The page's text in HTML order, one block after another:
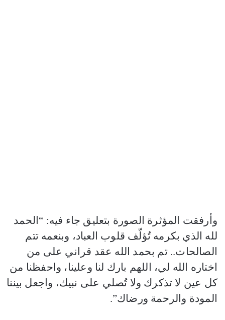
وأرفقت المؤثرة الصورة بتعليق جاء فيه: “الحمد
لله الذي بكرمه تُؤلّف قلوب العباد، وبنعمه تتم
الصالحات.. تم بحمد الله عقد قراني على من
اختاره الله لي، اللهم بارك لنا وعلينا، واحفظنا من
كل عين لا تذكرك ولا تُصلي على نبيك، واجعل بيننا
المودة والرحمة ورضاك”.